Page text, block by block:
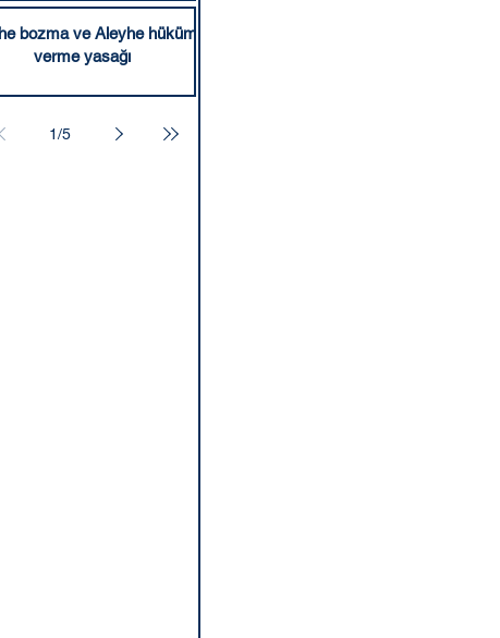
bozma ve Aleyhe hüküm
verme yasağı
1/5